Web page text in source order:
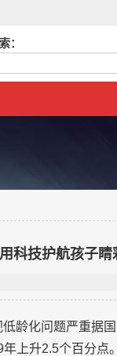
：
科技护航孩子睛
龄化问题严重据
上升2.5个百分点。